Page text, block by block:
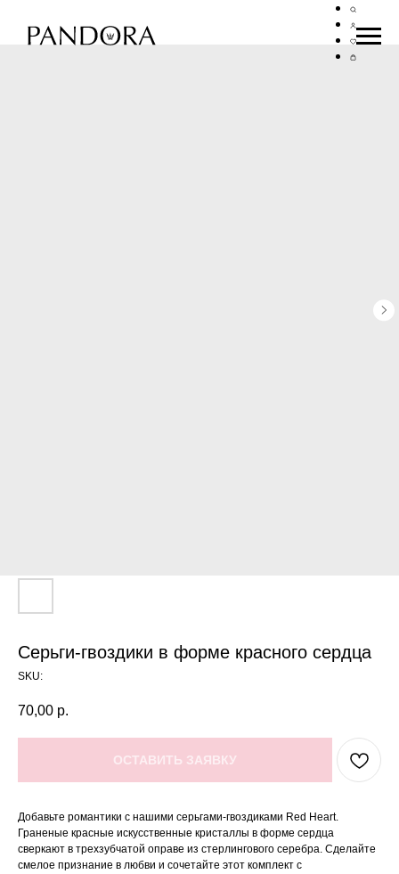
Серьги-гвоздики в форме красного сердца
SKU:
70,00 р.
ОСТАВИТЬ ЗАЯВКУ
Добавьте романтики с нашими серьгами-гвоздиками Red Heart.
Граненые красные искусственные кристаллы в форме сердца
сверкают в трехзубчатой ​​оправе из стерлингового серебра. Сделайте
смелое признание в любви и сочетайте этот комплект с